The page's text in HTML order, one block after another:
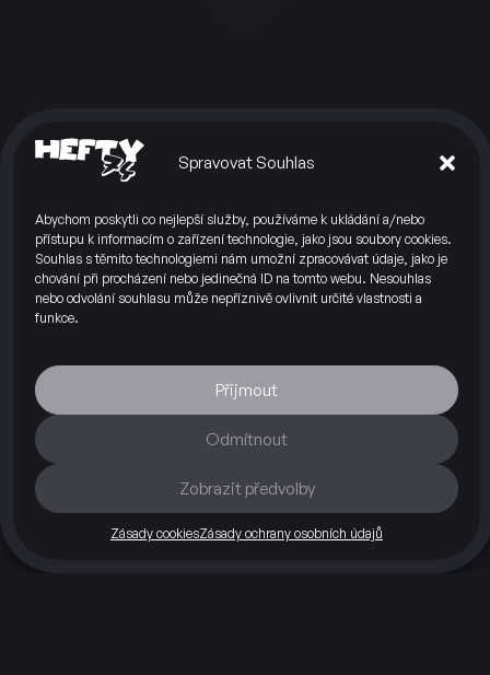
Spravovat Souhlas
Abychom poskytli co nejlepší služby, používáme k ukládání a/nebo
přístupu k informacím o zařízení technologie, jako jsou soubory cookies.
Souhlas s těmito technologiemi nám umožní zpracovávat údaje, jako je
chování při procházení nebo jedinečná ID na tomto webu. Nesouhlas
nebo odvolání souhlasu může nepříznivě ovlivnit určité vlastnosti a
funkce.
Přijmout
Odmítnout
Zobrazit předvolby
Zásady cookiesZásady ochrany osobních údajů
Silnice Okruh O nás Blog Kontakty
Partneři
Máte otázky?